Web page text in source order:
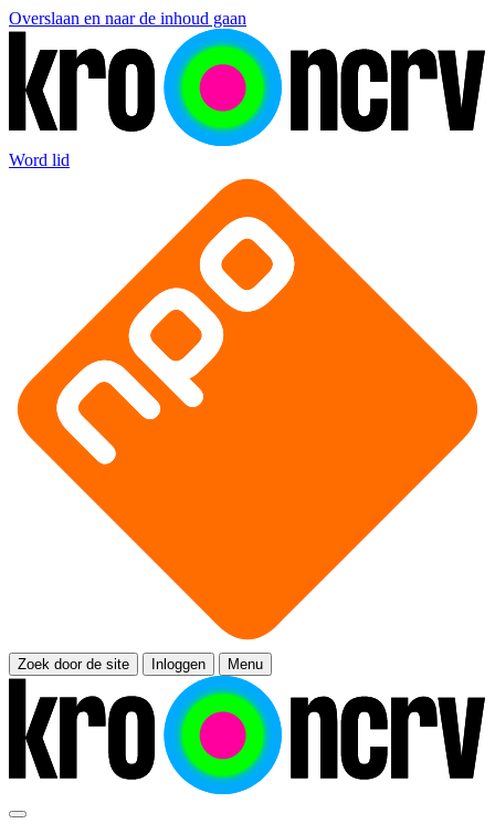
Overslaan en naar de inhoud gaan
Word lid
Zoek door de site Inloggen Menu